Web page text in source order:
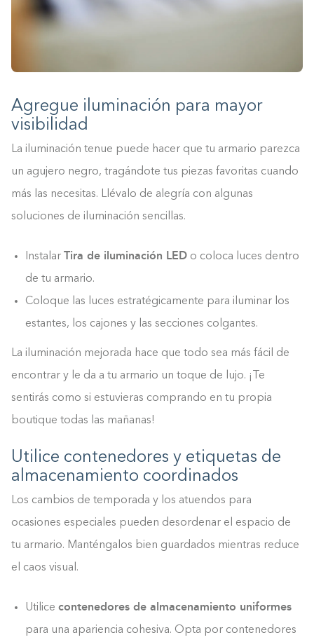
Agregue iluminación para mayor
visibilidad
La iluminación tenue puede hacer que tu armario parezca
un agujero negro, tragándote tus piezas favoritas cuando
más las necesitas. Llévalo de alegría con algunas
soluciones de iluminación sencillas.
Instalar Tira de iluminación LED o coloca luces dentro
de tu armario.
Coloque las luces estratégicamente para iluminar los
estantes, los cajones y las secciones colgantes.
La iluminación mejorada hace que todo sea más fácil de
encontrar y le da a tu armario un toque de lujo. ¡Te
sentirás como si estuvieras comprando en tu propia
boutique todas las mañanas!
Utilice contenedores y etiquetas de
almacenamiento coordinados
Los cambios de temporada y los atuendos para
ocasiones especiales pueden desordenar el espacio de
tu armario. Manténgalos bien guardados mientras reduce
el caos visual.
Utilice contenedores de almacenamiento uniformes
para una apariencia cohesiva. Opta por contenedores